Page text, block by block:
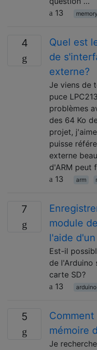
13
memory
4
Quel est
de
externe?
Je viens de
puce
problèmes
des 64 Ko
projet,
puisse
externe
d'ARM peut
13
arm
7
module
l'aide
Est-il
de l'Arduino
carte SD?
13
arduino
5
mémoire
Je